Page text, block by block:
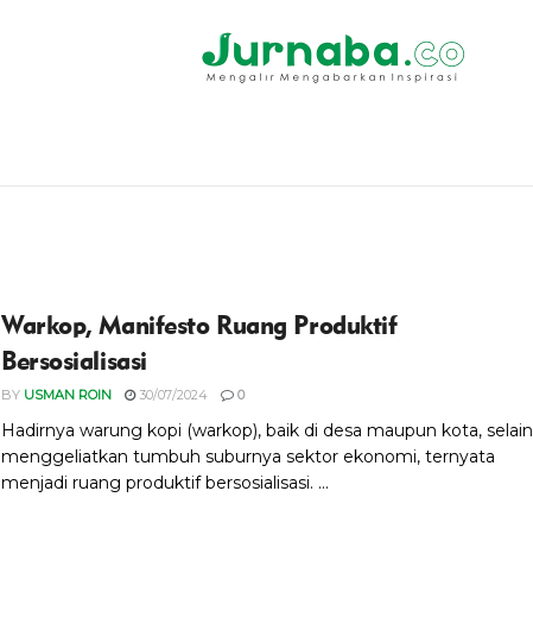
Warkop, Manifesto Ruang Produktif
Bersosialisasi
BY USMAN ROIN 30/07/2024 0
Hadirnya warung kopi (warkop), baik di desa maupun kota, selain
menggeliatkan tumbuh suburnya sektor ekonomi, ternyata
menjadi ruang produktif bersosialisasi. ...